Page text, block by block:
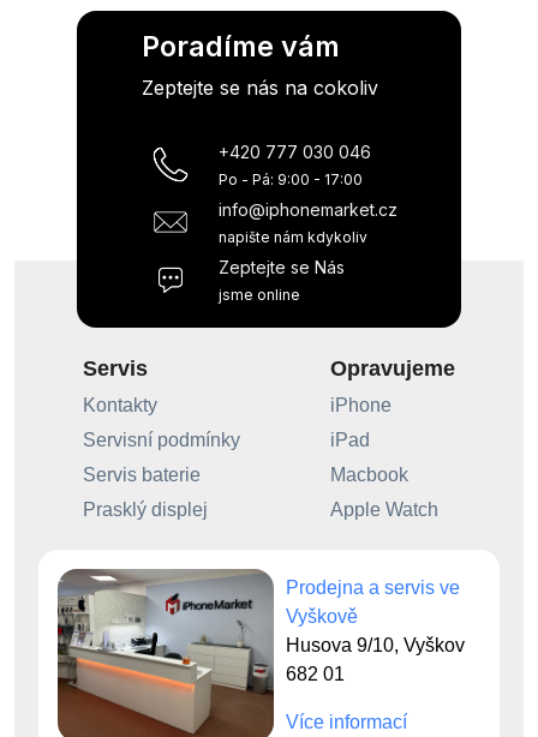
Poradíme vám
Zeptejte se nás na cokoliv
+420 777 030 046
Po - Pá: 9:00 - 17:00
info@iphonemarket.cz
napište nám kdykoliv
Zeptejte se Nás
jsme online
Servis
Kontakty
Servisní podmínky
Servis baterie
Prasklý displej
Opravujeme
iPhone
iPad
Macbook
Apple Watch
Prodejna a servis ve
Vyškově
Husova 9/10, Vyškov
682 01
Více informací